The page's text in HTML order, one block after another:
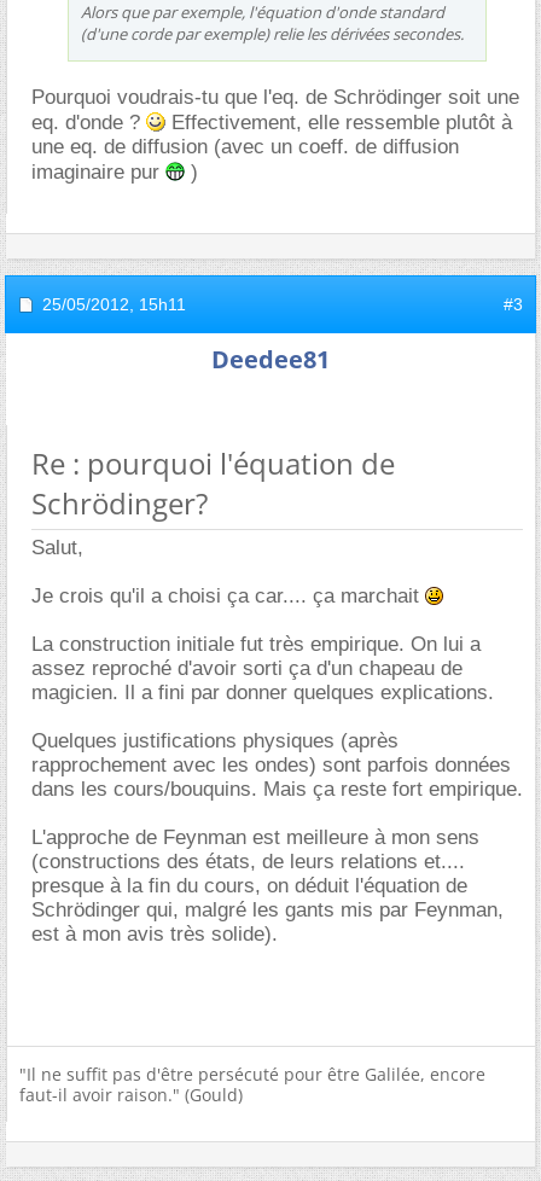
Alors que par exemple, l'équation d'onde standard
(d'une corde par exemple) relie les dérivées secondes.
Pourquoi voudrais-tu que l'eq. de Schrödinger soit une
eq. d'onde ?
Effectivement, elle ressemble plutôt à
une eq. de diffusion (avec un coeff. de diffusion
imaginaire pur
)
25/05/2012, 15h11 #3
Deedee81
Re : pourquoi l'équation de
Schrödinger?
Salut,
Je crois qu'il a choisi ça car.... ça marchait
La construction initiale fut très empirique. On lui a
assez reproché d'avoir sorti ça d'un chapeau de
magicien. Il a fini par donner quelques explications.
Quelques justifications physiques (après
rapprochement avec les ondes) sont parfois données
dans les cours/bouquins. Mais ça reste fort empirique.
L'approche de Feynman est meilleure à mon sens
(constructions des états, de leurs relations et....
presque à la fin du cours, on déduit l'équation de
Schrödinger qui, malgré les gants mis par Feynman,
est à mon avis très solide).
"Il ne suffit pas d'être persécuté pour être Galilée, encore
faut-il avoir raison." (Gould)